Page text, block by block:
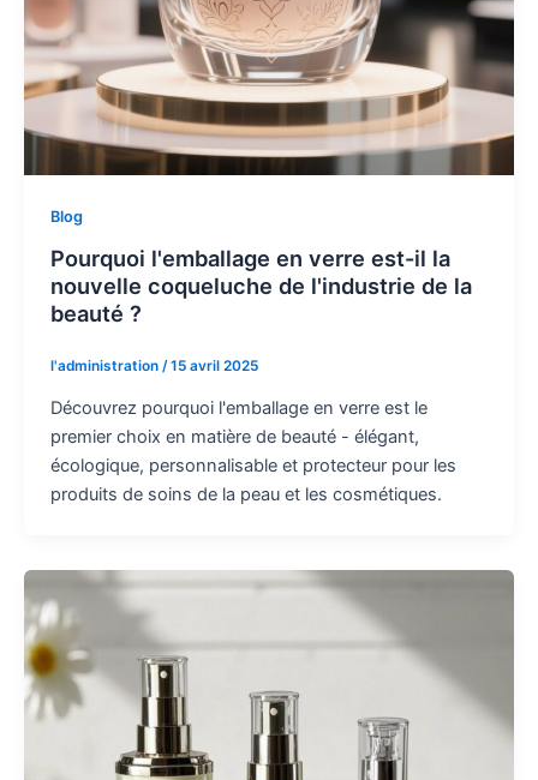
Blog
Pourquoi l'emballage en verre est-il la
nouvelle coqueluche de l'industrie de la
beauté ?
l'administration /15 avril 2025
Découvrez pourquoi l'emballage en verre est le
premier choix en matière de beauté - élégant,
écologique, personnalisable et protecteur pour les
produits de soins de la peau et les cosmétiques.